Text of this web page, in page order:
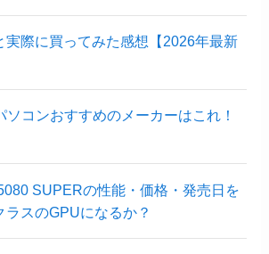
実際に買ってみた感想【2026年最新
ソコンおすすめのメーカーはこれ！
SUPERの性能・価格・発売日を
スのGPUになるか？